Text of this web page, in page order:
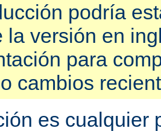
podría
la versión en
para
cambios
es cualquier